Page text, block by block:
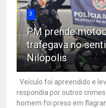
3
PM prende
trafegava no
Nilópolis
Veículo foi apreendido e
respondia por outros
homem foi preso em